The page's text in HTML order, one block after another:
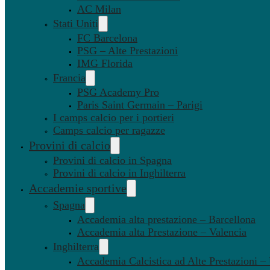
AC Milan
Stati Uniti
FC Barcelona
PSG – Alte Prestazioni
IMG Florida
Francia
PSG Academy Pro
Paris Saint Germain – Parigi
I camps calcio per i portieri
Camps calcio per ragazze
Provini di calcio
Provini di calcio in Spagna
Provini di calcio in Inghilterra
Accademie sportive
Spagna
Accademia alta prestazione – Barcellona
Accademia alta Prestazione – Valencia
Inghilterra
Accademia Calcistica ad Alte Prestazioni